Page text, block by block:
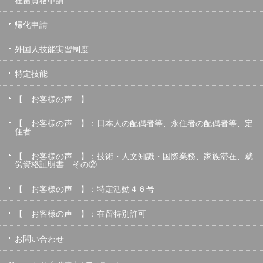
帰化申請
外国人技能実習制度
特定技能
【 お客様の声 】
【 お客様の声 】：日本人の配偶者等、永住者の配偶者等、定
住者
【 お客様の声 】：技術・人文知識・国際業務、家族滞在、就
労資格証明書 その②
【 お客様の声 】：特定活動４６号
【 お客様の声 】：在留特別許可
お問い合わせ